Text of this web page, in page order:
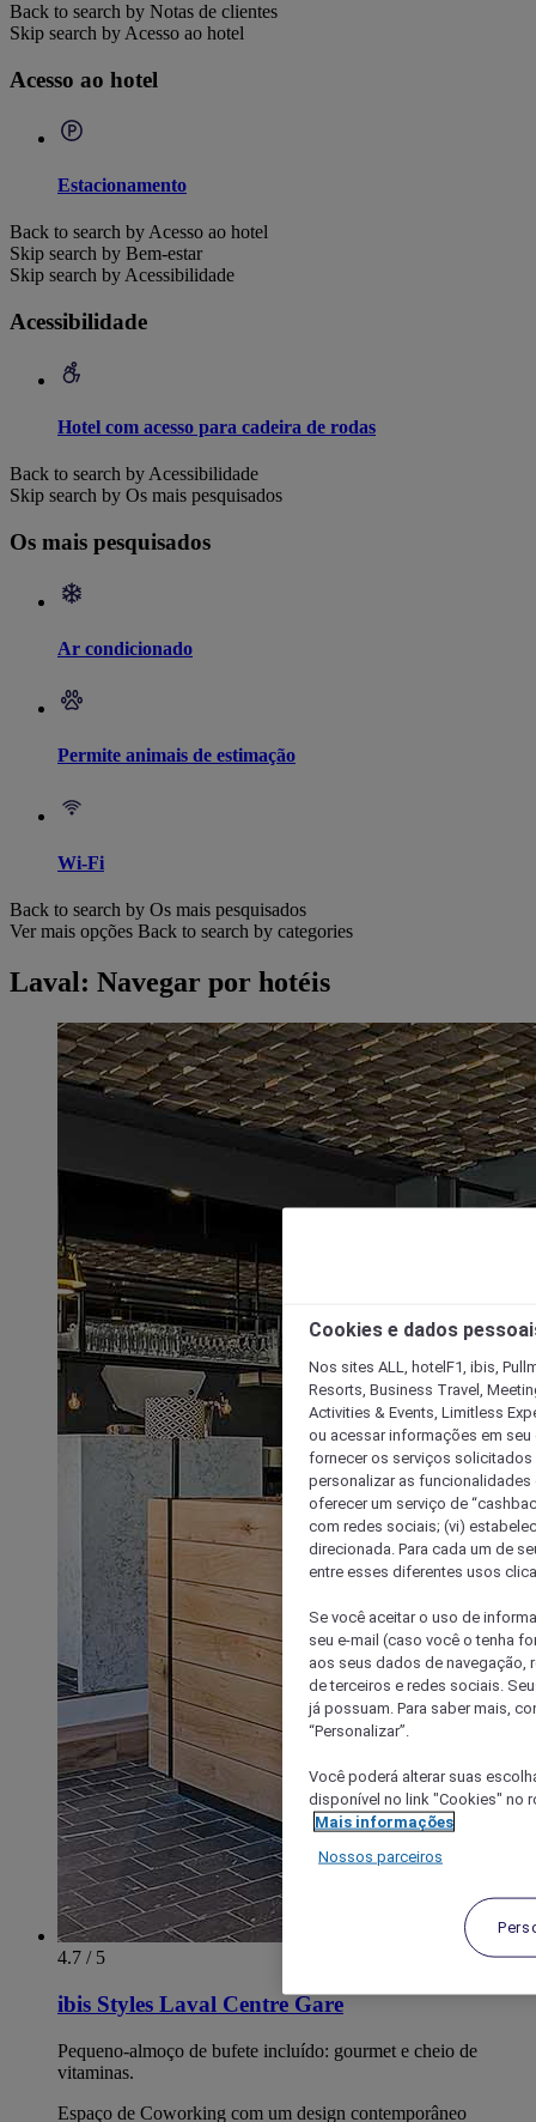
Back to search by Notas de clientes
Skip search by Acesso ao hotel
Acesso ao hotel
Estacionamento
Back to search by Acesso ao hotel
Skip search by Bem-estar
Skip search by Acessibilidade
Acessibilidade
Hotel com acesso para cadeira de rodas
Back to search by Acessibilidade
Skip search by Os mais pesquisados
Os mais pesquisados
Ar condicionado
Permite animais de estimação
Wi-Fi
Back to search by Os mais pesquisados
Ver mais opções Back to search by categories
Laval: Navegar por hotéis
4.7 / 5
ibis Styles Laval Centre Gare
Pequeno-almoço de bufete incluído: gourmet e cheio de
vitaminas.
Espaço de Coworking com um design contemporâneo
Cookies e dados
Nos sites ALL, hotelF1, ibis,
Resorts, Business Travel,
Activities & Events, Limitless
ou acessar informações em
fornecer os serviços solicitados
personalizar as
oferecer um serviço de
com redes sociais; (vi)
direcionada. Para cada um de
entre esses diferentes usos
Se você aceitar o uso de
seu e-mail (caso você o tenha
aos seus dados de navegação,
de terceiros e redes sociais.
já possuam. Para saber mais,
“Personalizar”.
Você poderá alterar suas
disponível no link "Cookies" no
Mais informações
Nossos parceiros